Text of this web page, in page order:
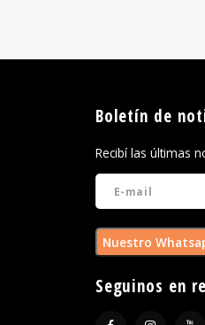
Boletín de
Recibí las últimas
Nuestro
Seguinos en